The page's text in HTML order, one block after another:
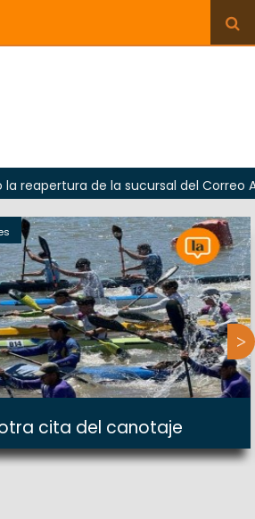
de la sucursal del Correo Argentino
cita del canotaje